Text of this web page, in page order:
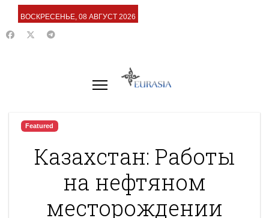
ВОСКРЕСЕНЬЕ, 08 АВГУСТ 2026
Featured
Казахстан: Работы
на нефтяном
месторождении